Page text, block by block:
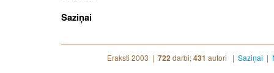
Saziņai
Eraksti 2003 | 722 darbi;431 autori | Saziņai |